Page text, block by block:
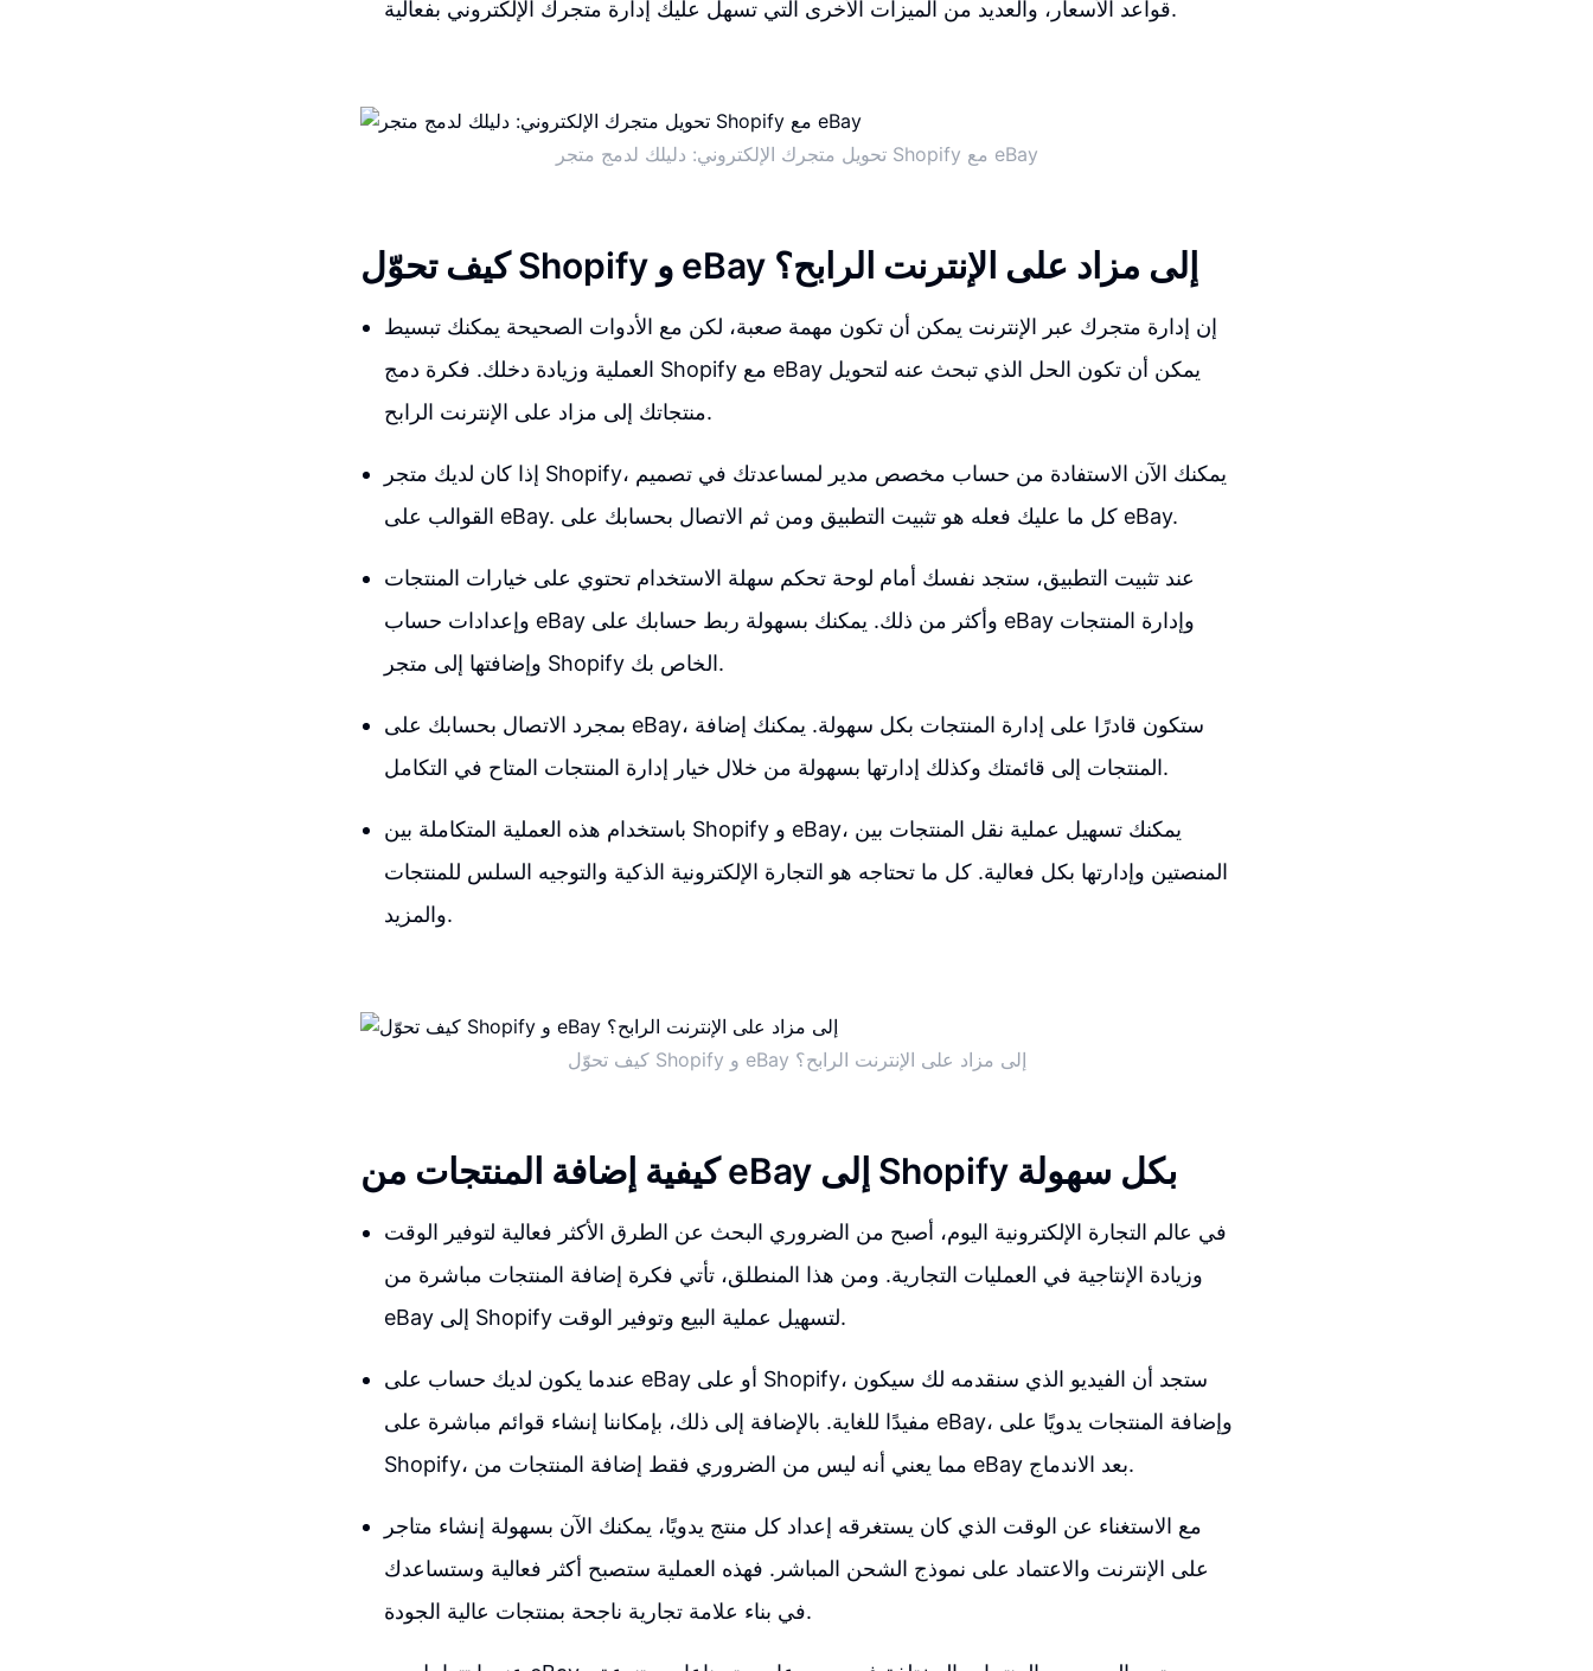
قواعد الأسعار، والعديد من الميزات الأخرى التي تسهل عليك إدارة متجرك الإلكتروني بفعالية.
تحويل متجرك الإلكتروني: دليلك لدمج متجر Shopify مع eBay
كيف تحوّل Shopify و eBay إلى مزاد على الإنترنت الرابح؟
إن إدارة متجرك عبر الإنترنت يمكن أن تكون مهمة صعبة، لكن مع الأدوات الصحيحة يمكنك تبسيط
العملية وزيادة دخلك. فكرة دمج Shopify مع eBay يمكن أن تكون الحل الذي تبحث عنه لتحويل
منتجاتك إلى مزاد على الإنترنت الرابح.
إذا كان لديك متجر Shopify، يمكنك الآن الاستفادة من حساب مخصص مدير لمساعدتك في تصميم
القوالب على eBay. كل ما عليك فعله هو تثبيت التطبيق ومن ثم الاتصال بحسابك على eBay.
عند تثبيت التطبيق، ستجد نفسك أمام لوحة تحكم سهلة الاستخدام تحتوي على خيارات المنتجات
وإعدادات حساب eBay وأكثر من ذلك. يمكنك بسهولة ربط حسابك على eBay وإدارة المنتجات
وإضافتها إلى متجر Shopify الخاص بك.
بمجرد الاتصال بحسابك على eBay، ستكون قادرًا على إدارة المنتجات بكل سهولة. يمكنك إضافة
المنتجات إلى قائمتك وكذلك إدارتها بسهولة من خلال خيار إدارة المنتجات المتاح في التكامل.
باستخدام هذه العملية المتكاملة بين Shopify و eBay، يمكنك تسهيل عملية نقل المنتجات بين
المنصتين وإدارتها بكل فعالية. كل ما تحتاجه هو التجارة الإلكترونية الذكية والتوجيه السلس للمنتجات
والمزيد.
كيف تحوّل Shopify و eBay إلى مزاد على الإنترنت الرابح؟
كيفية إضافة المنتجات من eBay إلى Shopify بكل سهولة
في عالم التجارة الإلكترونية اليوم، أصبح من الضروري البحث عن الطرق الأكثر فعالية لتوفير الوقت
وزيادة الإنتاجية في العمليات التجارية. ومن هذا المنطلق، تأتي فكرة إضافة المنتجات مباشرة من
eBay إلى Shopify لتسهيل عملية البيع وتوفير الوقت.
عندما يكون لديك حساب على eBay أو على Shopify، ستجد أن الفيديو الذي سنقدمه لك سيكون
مفيدًا للغاية. بالإضافة إلى ذلك، بإمكاننا إنشاء قوائم مباشرة على eBay، وإضافة المنتجات يدويًا على
Shopify، مما يعني أنه ليس من الضروري فقط إضافة المنتجات من eBay بعد الاندماج.
مع الاستغناء عن الوقت الذي كان يستغرقه إعداد كل منتج يدويًا، يمكنك الآن بسهولة إنشاء متاجر
على الإنترنت والاعتماد على نموذج الشحن المباشر. فهذه العملية ستصبح أكثر فعالية وستساعدك
في بناء علامة تجارية ناجحة بمنتجات عالية الجودة.